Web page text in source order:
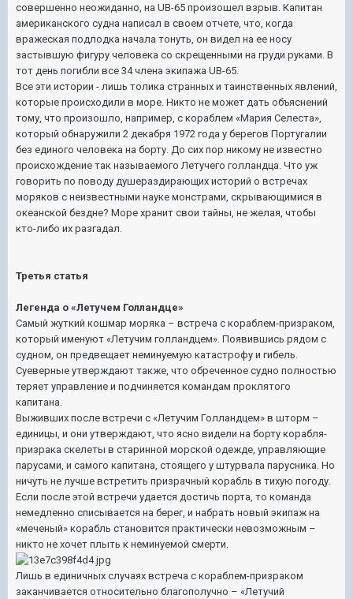
совершенно неожиданно, на UB-65 произошел взрыв. Капитан
американского судна написал в своем отчете, что, когда
вражеская подлодка начала тонуть, он видел на ее носу
застывшую фигуру человека со скрещенными на груди руками. В
тот день погибли все 34 члена экипажа UB-65.
Все эти истории - лишь толика странных и таинственных явлений,
которые происходили в море. Никто не может дать объяснений
тому, что произошло, например, с кораблем «Мария Селеста»,
который обнаружили 2 декабря 1972 года у берегов Португалии
без единого человека на борту. До сих пор никому не известно
происхождение так называемого Летучего голландца. Что уж
говорить по поводу душераздирающих историй о встречах
моряков с неизвестными науке монстрами, скрывающимися в
океанской бездне? Море хранит свои тайны, не желая, чтобы
кто-либо их разгадал.
Третья статья
Легенда о «Летучем Голландце»
Самый жуткий кошмар моряка – встреча с кораблем-призраком,
который именуют «Летучим голландцем». Появившись рядом с
судном, он предвещает неминуемую катастрофу и гибель.
Суеверные утверждают также, что обреченное судно полностью
теряет управление и подчиняется командам проклятого
капитана.
Выживших после встречи с «Летучим Голландцем» в шторм –
единицы, и они утверждают, что ясно видели на борту корабля-
призрака скелеты в старинной морской одежде, управляющие
парусами, и самого капитана, стоящего у штурвала парусника. Но
ничуть не лучше встретить призрачный корабль в тихую погоду.
Если после этой встречи удается достичь порта, то команда
немедленно списывается на берег, и набрать новый экипаж на
«меченый» корабль становится практически невозможным –
никто не хочет плыть к неминуемой смерти.
Лишь в единичных случаях встреча с кораблем-призраком
заканчивается относительно благополучно – «Летучий